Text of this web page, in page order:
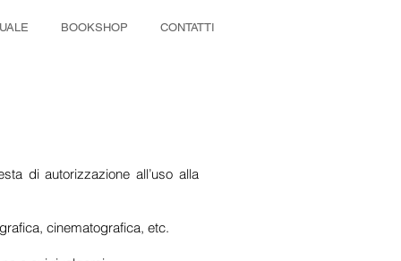
BOOKSHOP CONTATTI
di autorizzazione all’uso alla
cinematografica, etc.